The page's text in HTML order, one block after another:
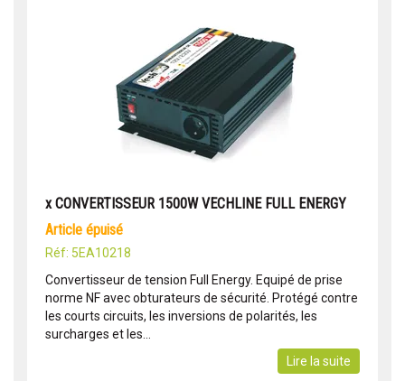
x CONVERTISSEUR 1500W VECHLINE FULL ENERGY
article épuisé
Réf: 5EA10218
Convertisseur de tension Full Energy. Equipé de prise
norme NF avec obturateurs de sécurité. Protégé contre
les courts circuits, les inversions de polarités, les
surcharges et les...
Lire la suite